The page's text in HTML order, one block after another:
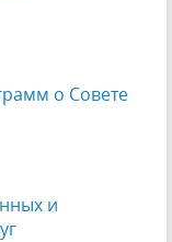
о Cовете
и